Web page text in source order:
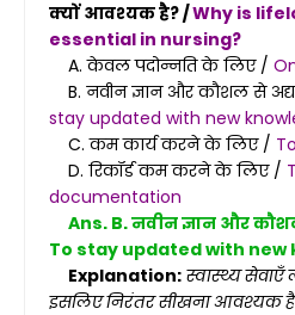
क्यों आवश्यक है? /Why is
essential in nursing?
A. केवल पदोन्नति के लिए /
B. नवीन ज्ञान और कौशल से
stay updated with new
C. कम कार्य करने के लिए /
D. रिकॉर्ड कम करने के लिए /
documentation
Ans. B. नवीन ज्ञान और
To stay updated with new
Explanation: स्वास्थ्य सेवाएँ
इसलिए निरंतर सीखना आवश्यक